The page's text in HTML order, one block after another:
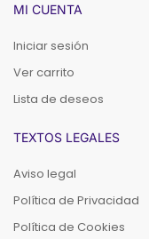
MI CUENTA
Iniciar sesión
Ver carrito
Lista de deseos
TEXTOS LEGALES
Aviso legal
Política de Privacidad
Política de Cookies